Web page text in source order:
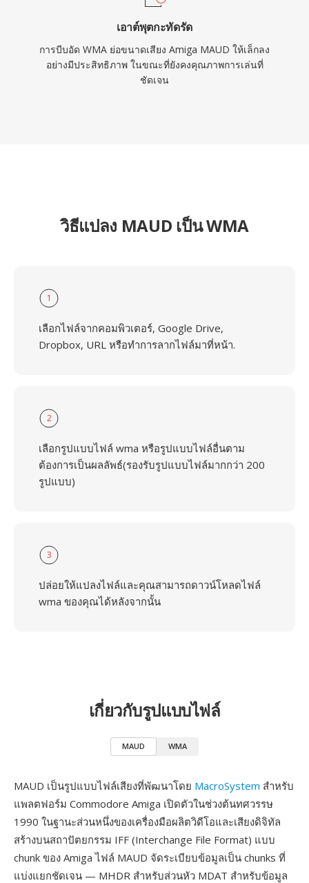
เอาต์พุตกะทัดรัด
การบีบอัด WMA ย่อขนาดเสียง Amiga MAUD ให้เล็กลง
อย่างมีประสิทธิภาพ ในขณะที่ยังคงคุณภาพการเล่นที่
ชัดเจน
วิธีแปลง MAUD เป็น WMA
1
เลือกไฟล์จากคอมพิวเตอร์, Google Drive,
Dropbox, URL หรือทำการลากไฟล์มาที่หน้า.
2
เลือกรูปแบบไฟล์ wma หรือรูปแบบไฟล์อื่นตาม
ต้องการเป็นผลลัพธ์(รองรับรูปแบบไฟล์มากกว่า 200
รูปแบบ)
3
ปล่อยให้แปลงไฟล์และคุณสามารถดาวน์โหลดไฟล์
wma ของคุณได้หลังจากนั้น
เกี่ยวกับรูปแบบไฟล์
MAUD WMA
MAUD เป็นรูปแบบไฟล์เสียงที่พัฒนาโดย MacroSystem สำหรับ
แพลตฟอร์ม Commodore Amiga เปิดตัวในช่วงต้นทศวรรษ
1990 ในฐานะส่วนหนึ่งของเครื่องมือผลิตวิดีโอและเสียงดิจิทัล
สร้างบนสถาปัตยกรรม IFF (Interchange File Format) แบบ
chunk ของ Amiga ไฟล์ MAUD จัดระเบียบข้อมูลเป็น chunks ที่
แบ่งแยกชัดเจน — MHDR สำหรับส่วนหัว MDAT สำหรับข้อมูล